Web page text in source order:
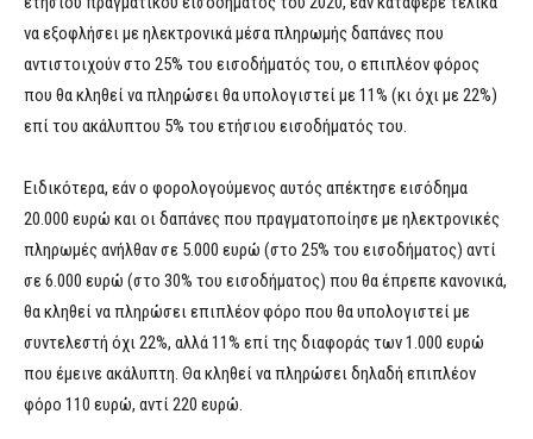
να εξοφλήσει με ηλεκτρονικά μέσα πληρωμής δαπάνες που
αντιστοιχούν στο 25% του εισοδήματός του, ο επιπλέον φόρος
που θα κληθεί να πληρώσει θα υπολογιστεί με 11% (κι όχι με 22%)
επί του ακάλυπτου 5% του ετήσιου εισοδήματός του.
Ειδικότερα, εάν ο φορολογούμενος αυτός απέκτησε εισόδημα
20.000 ευρώ και οι δαπάνες που πραγματοποίησε με ηλεκτρονικές
πληρωμές ανήλθαν σε 5.000 ευρώ (στο 25% του εισοδήματος) αντί
σε 6.000 ευρώ (στο 30% του εισοδήματος) που θα έπρεπε κανονικά,
θα κληθεί να πληρώσει επιπλέον φόρο που θα υπολογιστεί με
συντελεστή όχι 22%, αλλά 11% επί της διαφοράς των 1.000 ευρώ
που έμεινε ακάλυπτη. Θα κληθεί να πληρώσει δηλαδή επιπλέον
φόρο 110 ευρώ, αντί 220 ευρώ.